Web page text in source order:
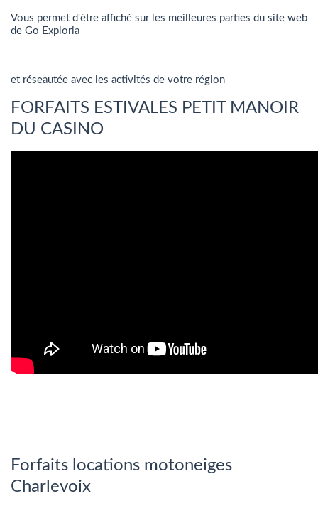
Vous permet d'être affiché sur les meilleures parties du site web
de Go Exploria
et réseautée avec les activités de votre région
FORFAITS ESTIVALES PETIT MANOIR
DU CASINO
Forfaits locations motoneiges
Charlevoix